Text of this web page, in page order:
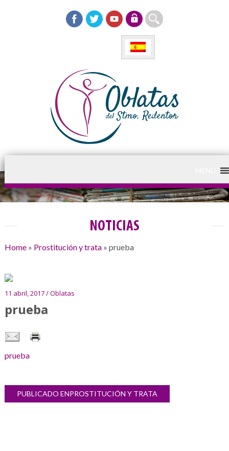
NOTICIAS
Home» Prostitución y trata» prueba
11 abril, 2017 / Oblatas
prueba
prueba
Galería
Navegación
de
PUBLICADO ENPROSTITUCIÓN Y TRATA